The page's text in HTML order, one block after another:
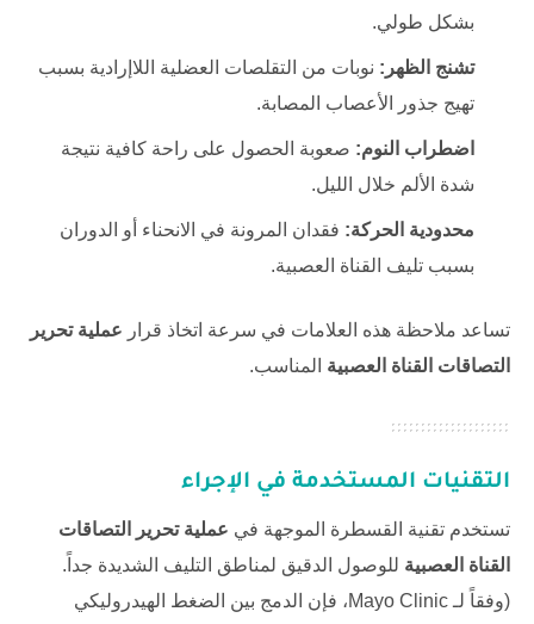
بشكل طولي.
تشنج الظهر: نوبات من التقلصات العضلية اللاإرادية بسبب
تهيج جذور الأعصاب المصابة.
اضطراب النوم: صعوبة الحصول على راحة كافية نتيجة
شدة الألم خلال الليل.
محدودية الحركة: فقدان المرونة في الانحناء أو الدوران
بسبب تليف القناة العصبية.
تساعد ملاحظة هذه العلامات في سرعة اتخاذ قرار عملية تحرير
التصاقات القناة العصبية المناسب.
التقنيات المستخدمة في الإجراء
تستخدم تقنية القسطرة الموجهة في عملية تحرير التصاقات
القناة العصبية للوصول الدقيق لمناطق التليف الشديدة جداً.
(وفقاً لـ Mayo Clinic، فإن الدمج بين الضغط الهيدروليكي